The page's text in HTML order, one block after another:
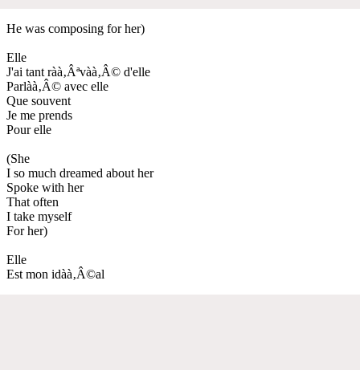
He was composing for her)
Elle
J'ai tant ràà‚Âªvàà‚Â© d'elle
Parlàà‚Â© avec elle
Que souvent
Je me prends
Pour elle
(She
I so much dreamed about her
Spoke with her
That often
I take myself
For her)
Elle
Est mon idàà‚Â©al